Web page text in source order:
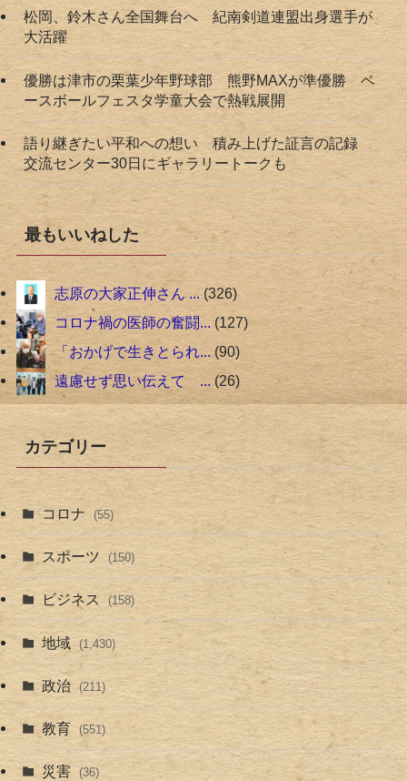
松岡、鈴木さん全国舞台へ 紀南剣道連盟出身選手が
大活躍
優勝は津市の栗葉少年野球部 熊野MAXが準優勝 ベ
ースボールフェスタ学童大会で熱戦展開
語り継ぎたい平和への想い 積み上げた証言の記録
交流センター30日にギャラリートークも
最もいいねした
志原の大家正伸さん ... 326
コロナ禍の医師の奮闘... 127
「おかげで生きとられ... 90
遠慮せず思い伝えて ... 26
カテゴリー
コロナ (55)
スポーツ (150)
ビジネス (158)
地域 (1,430)
政治 (211)
教育 (551)
災害 (36)